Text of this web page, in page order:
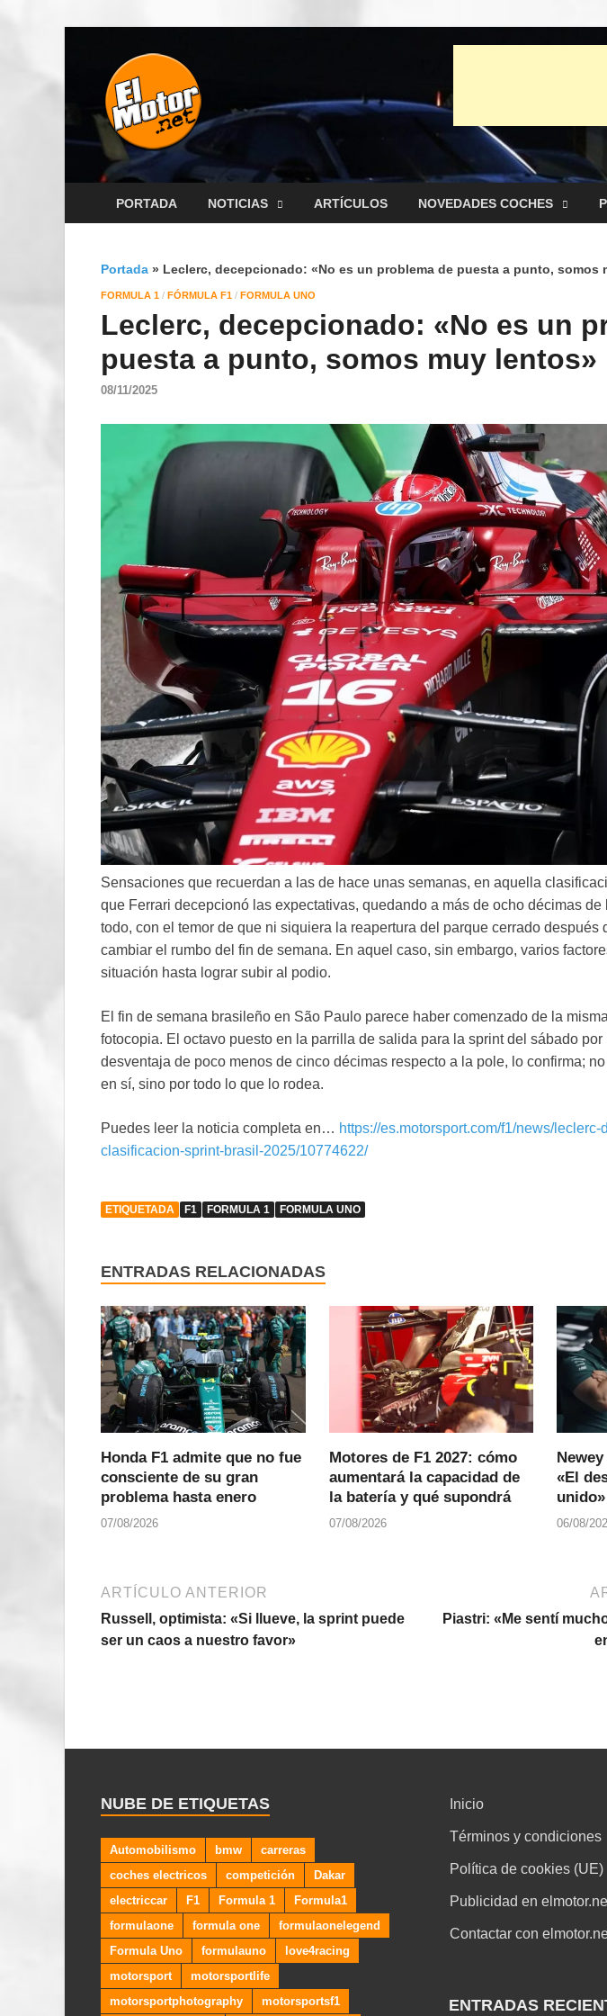
El Motor punto Net
PORTADA NOTICIAS ARTÍCULOS NOVEDADES COCHES
Portada » Leclerc, decepcionado: «No es un problema de puesta a punto, somos
FORMULA 1 / FÓRMULA F1 / FORMULA UNO
Leclerc, decepcionado: «No es un
puesta a punto, somos muy lentos»
08/11/2025
Sensaciones que recuerdan a las de hace unas semanas, en aquella
que Ferrari decepcionó las expectativas, quedando a más de ocho décimas de
todo, con el temor de que ni siquiera la reapertura del parque cerrado después
cambiar el rumbo del fin de semana. En aquel caso, sin embargo, varios
situación hasta lograr subir al podio.
El fin de semana brasileño en São Paulo parece haber comenzado de la
fotocopia. El octavo puesto en la parrilla de salida para la sprint del sábado por
desventaja de poco menos de cinco décimas respecto a la pole, lo confirma;
en sí, sino por todo lo que lo rodea.
Puedes leer la noticia completa en… https://es.motorsport.com/f1/news/
clasificacion-sprint-brasil-2025/10774622/
ETIQUETADA F1 FORMULA 1 FORMULA UNO
ENTRADAS RELACIONADAS
Honda F1 admite que no fue
consciente de su gran
problema hasta enero
07/08/2026
Motores de F1 2027: cómo
aumentará la capacidad de
la batería y qué supondrá
07/08/2026
«El
unido»
06/08/
ARTÍCULO ANTERIOR
Russell, optimista: «Si llueve, la sprint puede
ser un caos a nuestro favor»
Piastri: «Me sentí
NUBE DE ETIQUETAS
Automobilismo bmw
carreras
coches electricos
competición
Dakar
electriccar
F1 Formula 1
Formula1
formulaone
formula one
formulaonelegend
Formula Uno
formulauno
love4racing
motorsport
motorsportlife
motorsportphotography
motorsportsf1
Inicio
Términos y condiciones
Política de cookies (UE)
Publicidad en
Contactar con
ENTRADAS